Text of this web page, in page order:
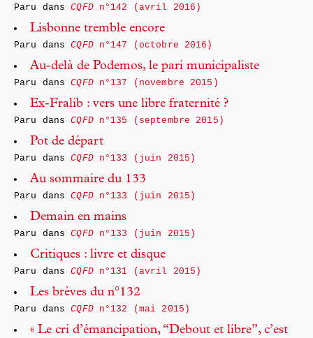
Paru dansCQFDn°142 (avril 2016)
Lisbonne tremble encore
Paru dansCQFDn°147 (octobre 2016)
Au-delà de Podemos, le pari municipaliste
Paru dansCQFDn°137 (novembre 2015)
Ex-Fralib : vers une libre fraternité ?
Paru dansCQFDn°135 (septembre 2015)
Pot de départ
Paru dansCQFDn°133 (juin 2015)
Au sommaire du 133
Paru dansCQFDn°133 (juin 2015)
Demain en mains
Paru dansCQFDn°133 (juin 2015)
Critiques : livre et disque
Paru dansCQFDn°131 (avril 2015)
Les brèves du n°132
Paru dansCQFDn°132 (mai 2015)
« Le cri d’émancipation, “Debout et libre”, c’est